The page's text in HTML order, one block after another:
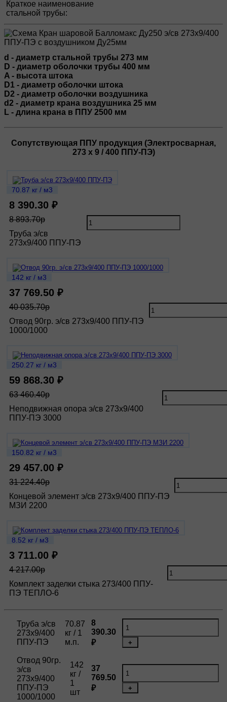
Краткое наименование
стальной трубы:
d - диаметр стальной трубы 273 мм
D - диаметр оболочки трубы 400 мм
A - высота штока
D1 - диаметр оболочки штока
D2 - диаметр оболочки воздушника
d2 - диаметр крана воздушника 25 мм
L - длина крана в ППУ 2500 мм
Сопутствующая ППУ продукция (Электросварная,
273 х 9 / 400 ППУ-ПЭ)
70.87 кг / м3
8 390.30 ₽
8 893.70р
Труба э/св
273х9/400 ППУ-ПЭ
142 кг / м3
37 769.50 ₽
40 035.70р
Отвод 90гр. э/св 273х9/400 ППУ-ПЭ
1000/1000
250.27 кг / м3
59 868.30 ₽
63 460.40р
Неподвижная опора э/св 273х9/400
ППУ-ПЭ 3000
150.82 кг / м3
29 457.00 ₽
31 224.40р
Концевой элемент э/св 273х9/400 ППУ-ПЭ
МЗИ 2200
8.52 кг / м3
3 711.00 ₽
4 217.00р
Комплект заделки стыка 273/400 ППУ-
ПЭ ТЕПЛО-6
Труба э/св
273х9/400
ППУ-ПЭ
70.87
кг / 1
м.п.
8
390.30
₽
+
Отвод 90гр.
э/св
273х9/400
ППУ-ПЭ
1000/1000
142
кг /
1
шт
37
769.50
₽
+